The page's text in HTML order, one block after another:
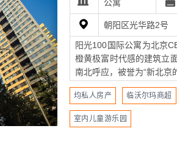
公寓
朝阳区光华路2号
阳光100国际公寓为北京
橙黄极富时代感的建筑立
南北呼应，被誉为“新北京
均私人房产 临沃尔玛商超
室内儿童游乐园